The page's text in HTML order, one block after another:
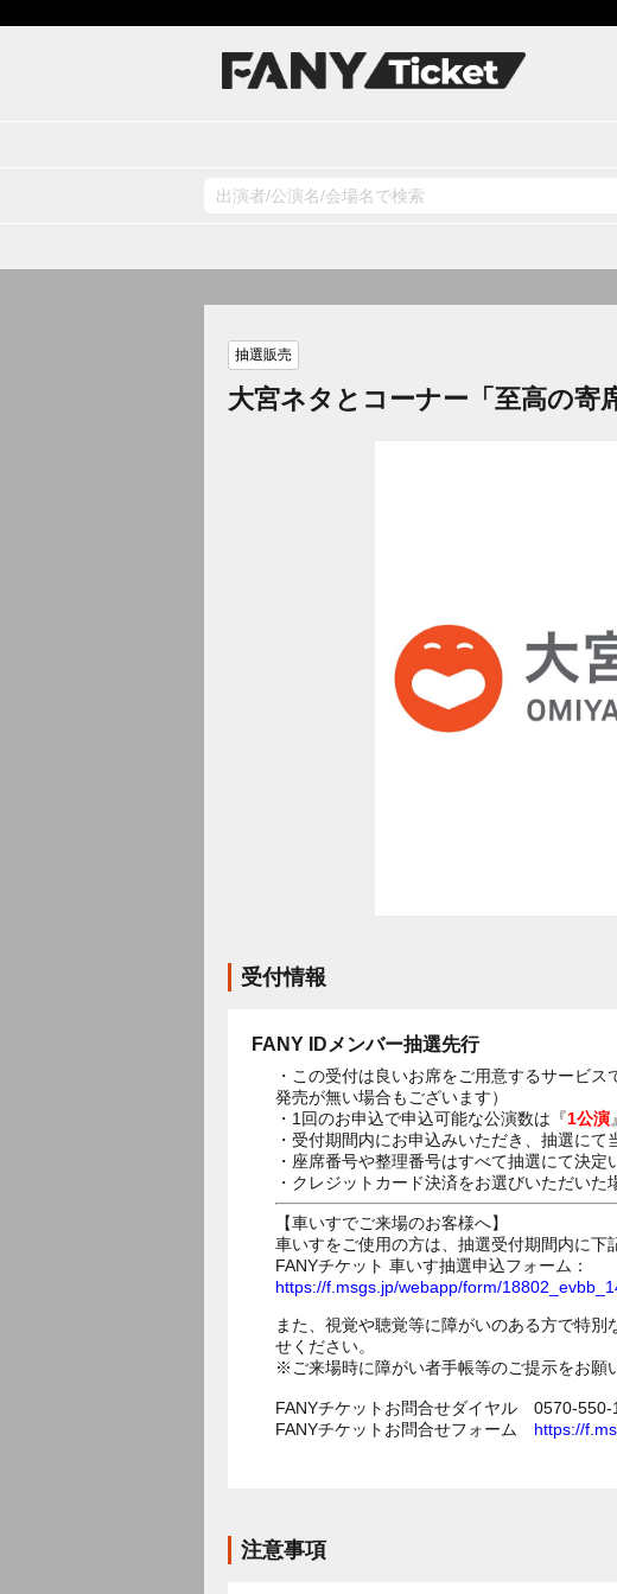
抽選販売
大宮ネタとコーナー「至高の寄
受付情報
FANY IDメンバー抽選先行
・この受付は良いお席をご用意するサービ
発売が無い場合もございます）
・1回のお申込で申込可能な公演数は『1公演
・受付期間内にお申込みいただき、抽選にて
・座席番号や整理番号はすべて抽選にて決
・クレジットカード決済をお選びいただいた
【車いすでご来場のお客様へ】
車いすをご使用の方は、抽選受付期間内に下
FANYチケット 車いす抽選申込フォーム：
https://f.msgs.jp/webapp/form/
また、視覚や聴覚等に障がいのある方で特
せください。
※ご来場時に障がい者手帳等のご提示をお願
FANYチケットお問合せダイヤル 0570-550-
FANYチケットお問合せフォーム https://
注意事項